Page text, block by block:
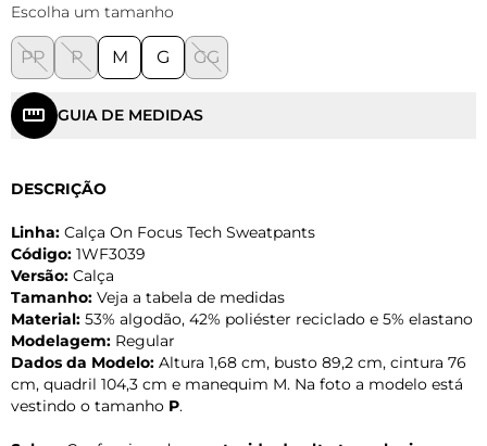
Escolha um tamanho
PP P M G GG
GUIA DE MEDIDAS
DESCRIÇÃO
Linha: Calça On Focus Tech Sweatpants
Código: 1WF3039
Versão: Calça
Tamanho: Veja a tabela de medidas
Material: 53% algodão, 42% poliéster reciclado e 5% elastano
Modelagem: Regular
Dados da Modelo: Altura 1,68 cm, busto 89,2 cm, cintura 76
cm, quadril 104,3 cm e manequim M. Na foto a modelo está
vestindo o tamanho P.